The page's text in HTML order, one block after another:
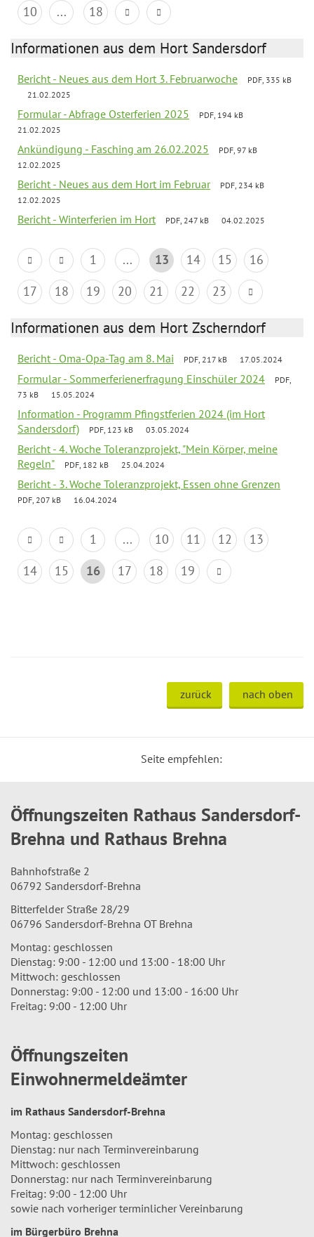
10
... 18
Informationen aus dem Hort Sandersdorf
Bericht - Neues aus dem Hort 3. Februarwoche
PDF, 335 kB
21.02.2025
Formular - Abfrage Osterferien 2025
PDF, 194 kB
21.02.2025
Ankündigung - Fasching am 26.02.2025
PDF, 97 kB
12.02.2025
Bericht - Neues aus dem Hort im Februar
PDF, 234 kB
12.02.2025
Bericht - Winterferien im Hort PDF, 247 kB 04.02.2025
1 ... 13 14 15
16
17
18 19 20 21 22 23
Informationen aus dem Hort Zscherndorf
Bericht - Oma-Opa-Tag am 8. Mai PDF, 217 kB 17.05.2024
Formular - Sommerferienerfragung Einschüler 2024
PDF,
73 kB
15.05.2024
Information - Programm Pfingstferien 2024 (im Hort
Sandersdorf)
PDF, 123 kB 03.05.2024
Bericht - 4. Woche Toleranzprojekt, "Mein Körper, meine
Regeln"
PDF, 182 kB 25.04.2024
Bericht - 3. Woche Toleranzprojekt, Essen ohne Grenzen
PDF, 207 kB 16.04.2024
1 ... 10 11 12
13
14
15 16 17 18 19
zurück nach oben
Seite empfehlen:
Öffnungszeiten Rathaus Sandersdorf-
Brehna und Rathaus Brehna
Bahnhofstraße 2
06792 Sandersdorf-Brehna
Bitterfelder Straße 28/29
06796 Sandersdorf-Brehna OT Brehna
Montag: geschlossen
Dienstag: 9:00 - 12:00 und 13:00 - 18:00 Uhr
Mittwoch: geschlossen
Donnerstag: 9:00 - 12:00 und 13:00 - 16:00 Uhr
Freitag: 9:00 - 12:00 Uhr
Öffnungszeiten
Einwohnermeldeämter
im Rathaus Sandersdorf-Brehna
Montag: geschlossen
Dienstag: nur nach Terminvereinbarung
Mittwoch: geschlossen
Donnerstag: nur nach Terminvereinbarung
Freitag: 9:00 - 12:00 Uhr
sowie nach vorheriger terminlicher Vereinbarung
im Bürgerbüro Brehna